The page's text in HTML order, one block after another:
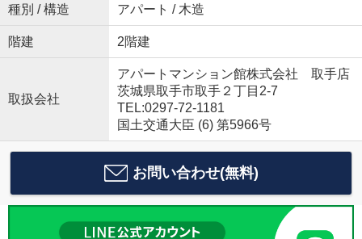
種別 / 構造 アパート / 木造
階建 2階建
取扱会社
アパートマンション館株式会社 取手店
茨城県取手市取手２丁目2-7
TEL:0297-72-1181
国土交通大臣 (6) 第5966号
お問い合わせ(無料)